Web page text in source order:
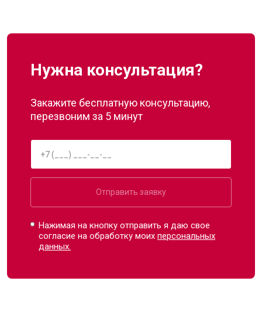
Нужна консультация?
Закажите бесплатную консультацию,
перезвоним за 5 минут
Отправить заявку
Нажимая на кнопку отправить я даю свое
согласие на обработку моихперсональных
данных.